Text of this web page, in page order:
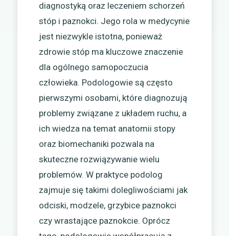
diagnostyką oraz leczeniem schorzeń
stóp i paznokci. Jego rola w medycynie
jest niezwykle istotna, ponieważ
zdrowie stóp ma kluczowe znaczenie
dla ogólnego samopoczucia
człowieka. Podologowie są często
pierwszymi osobami, które diagnozują
problemy związane z układem ruchu, a
ich wiedza na temat anatomii stopy
oraz biomechaniki pozwala na
skuteczne rozwiązywanie wielu
problemów. W praktyce podolog
zajmuje się takimi dolegliwościami jak
odciski, modzele, grzybice paznokci
czy wrastające paznokcie. Oprócz